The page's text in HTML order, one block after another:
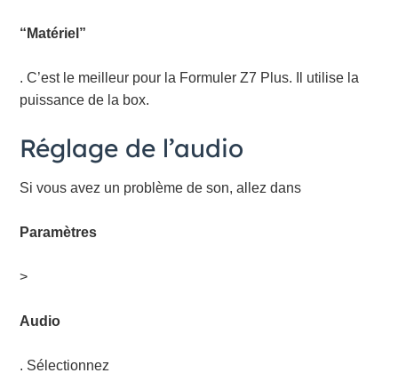
“Matériel”
. C’est le meilleur pour la Formuler Z7 Plus. Il utilise la
puissance de la box.
Réglage de l’audio
Si vous avez un problème de son, allez dans
Paramètres
>
Audio
. Sélectionnez